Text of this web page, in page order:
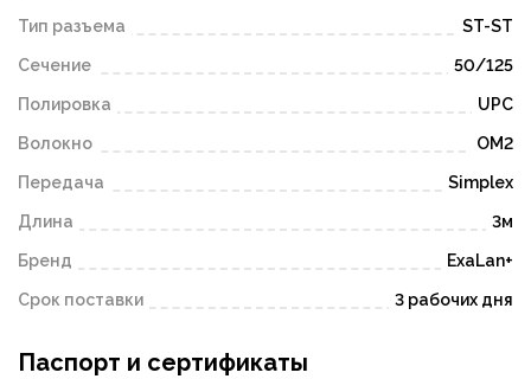
Тип разъема ST-ST
Сечение 50/125
Полировка UPC
Волокно OM2
Передача Simplex
Длина 3м
Бренд ExaLan+
Срок поставки 3 рабочих дня
Паспорт и сертификаты